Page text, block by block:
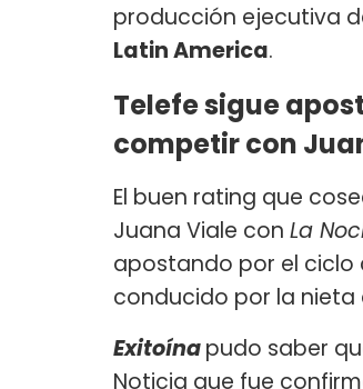
producción ejecutiva
Latin America.
Telefe sigue
competir con
El buen rating que
Juana Viale con La
apostando por el
conducido por la nieta
Exitoínapudo saber
Noticia que fue